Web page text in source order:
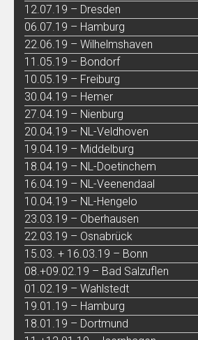
12.07.19 – Dresden
06.07.19 – Hamburg
22.06.19 – Wilhelmshaven
11.05.19 – Bondorf
10.05.19 – Freiburg
30.04.19 – Hemer
27.04.19 – Nienburg
20.04.19 – NL-Veldhoven
19.04.19 – Middelburg
18.04.19 – NL-Doetinchem
16.04.19 – NL-Veenendaal
10.04.19 – NL-Hengelo
23.03.19 – Oberhausen
22.03.19 – Osnabrück
15.03. + 16.03.19 – Bonn
08.+09.02.19 – Bad Salzuflen
01.02.19 – Wahlstedt
19.01.19 – Hamburg
18.01.19 – Dortmund